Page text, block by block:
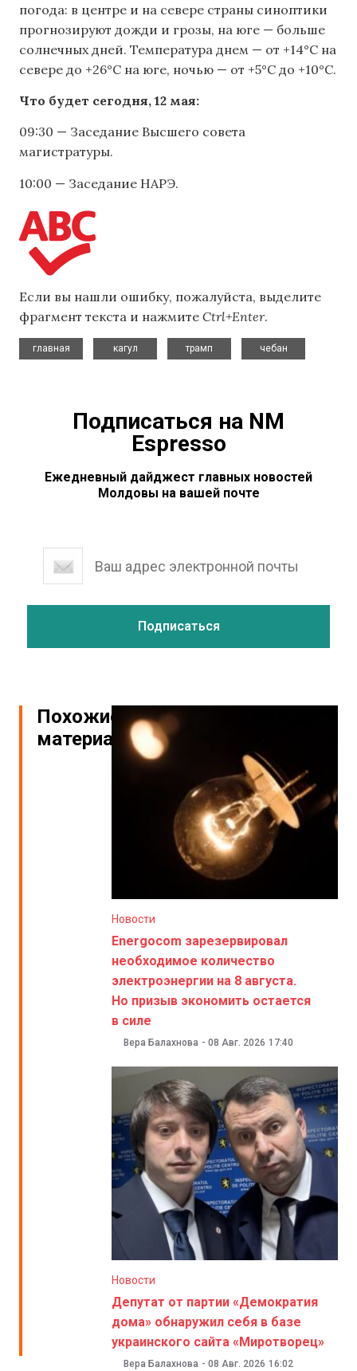
погода: в центре и на севере страны синоптики
прогнозируют дожди и грозы, на юге — больше
солнечных дней. Температура днем — от +14°C на
севере до +26°C на юге, ночью — от +5°C до +10°C.
Что будет сегодня, 12 мая:
09:30 — Заседание Высшего совета
магистратуры.
10:00 — Заседание НАРЭ.
Если вы нашли ошибку, пожалуйста, выделите
фрагмент текста и нажмите Ctrl+Enter.
главная
кагул
трамп
чебан
Подписаться на NM
Espresso
Ежедневный дайджест главных новостей
Молдовы на вашей почте
Похожие
материалы
Новости
Energocom зарезервировал
необходимое количество
электроэнергии на 8 августа.
Но призыв экономить остается
в силе
Вера Балахнова - 08 Авг. 2026 17:40
Новости
Депутат от партии «Демократия
дома» обнаружил себя в базе
украинского сайта «Миротворец»
Вера Балахнова - 08 Авг. 2026 16:02